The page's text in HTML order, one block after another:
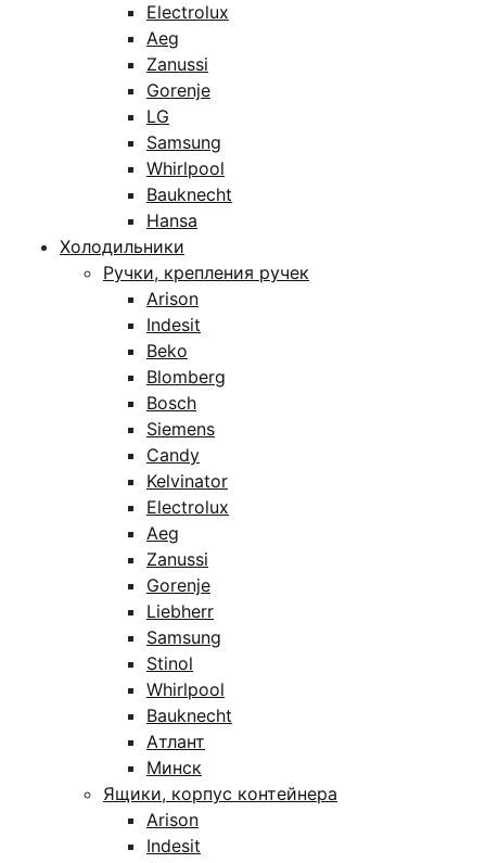
Electrolux
Aeg
Zanussi
Gorenje
LG
Samsung
Whirlpool
Bauknecht
Hansa
Холодильники
Ручки, крепления ручек
Arison
Indesit
Beko
Blomberg
Bosch
Siemens
Candy
Kelvinator
Electrolux
Aeg
Zanussi
Gorenje
Liebherr
Samsung
Stinol
Whirlpool
Bauknecht
Атлант
Минск
Ящики, корпус контейнера
Arison
Indesit